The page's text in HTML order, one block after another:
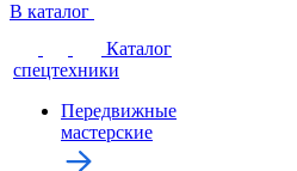
В каталог
Каталог
спецтехники
Передвижные
мастерские